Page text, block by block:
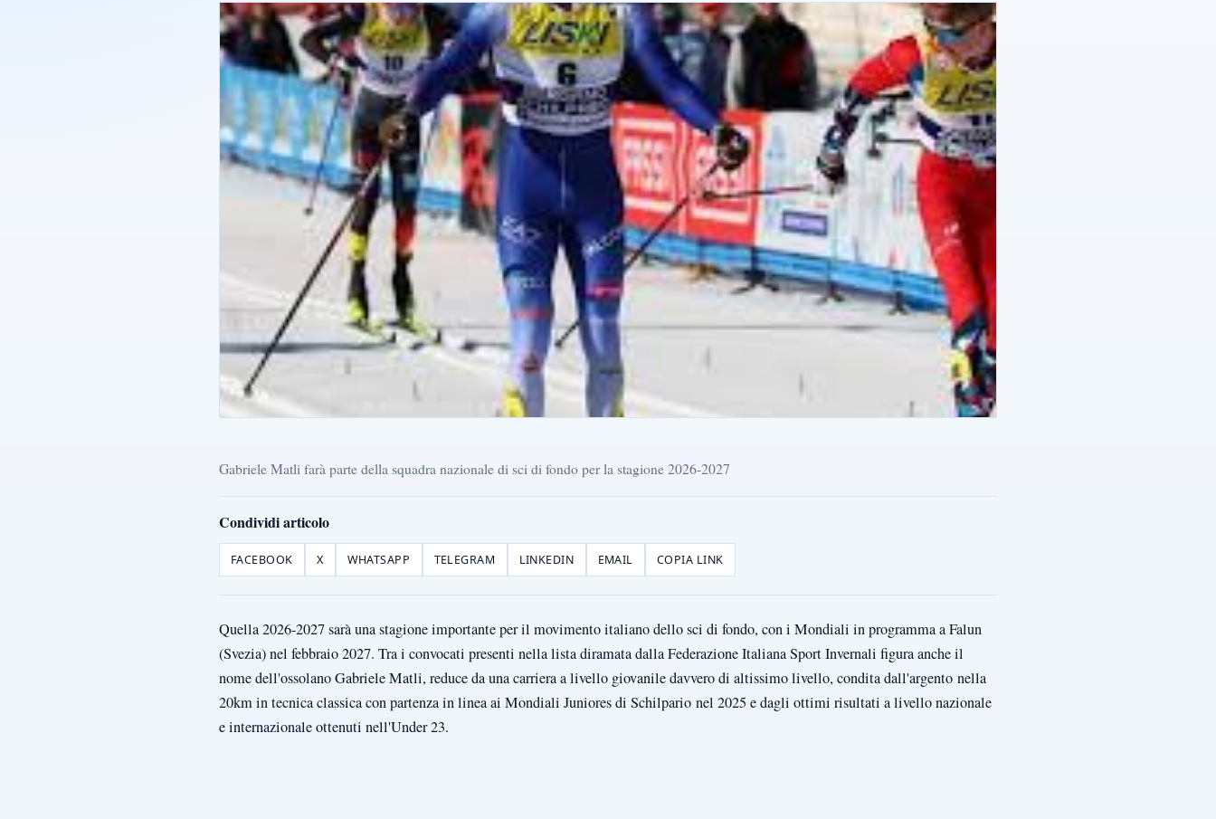
Gabriele Matli farà parte della squadra nazionale di sci di fondo per la stagione 2026-2027
Condividi articolo
FACEBOOK X WHATSAPP TELEGRAM LINKEDIN EMAIL COPIA LINK
Quella 2026-2027 sarà una stagione importante per il movimento italiano dello sci di fondo, con i Mondiali in programma a Falun
(Svezia) nel febbraio 2027. Tra i convocati presenti nella lista diramata dalla Federazione Italiana Sport Invernali figura anche il
nome dell'ossolano Gabriele Matli, reduce da una carriera a livello giovanile davvero di altissimo livello, condita dall'argento nella
20km in tecnica classica con partenza in linea ai Mondiali Juniores di Schilpario nel 2025 e dagli ottimi risultati a livello nazionale
e internazionale ottenuti nell'Under 23.